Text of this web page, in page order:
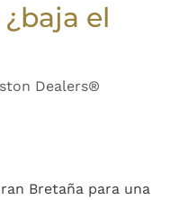
el
Dealers®
Bretaña para una